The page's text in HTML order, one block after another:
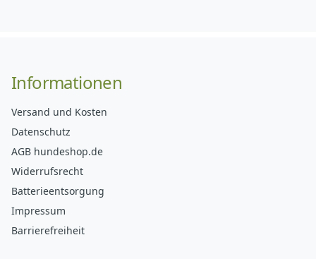
Informationen
Versand und Kosten
Datenschutz
AGB hundeshop.de
Widerrufsrecht
Batterieentsorgung
Impressum
Barrierefreiheit